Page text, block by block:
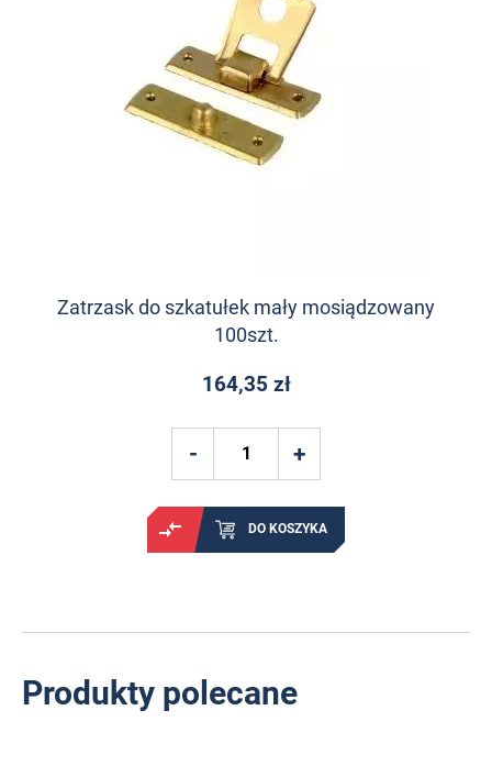
Zatrzask do szkatułek mały mosiądzowany
100szt.
164,35 zł
DO KOSZYKA
Produkty polecane